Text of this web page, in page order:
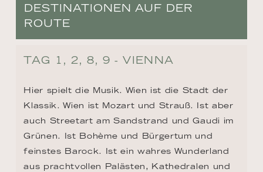
DESTINATIONEN AUF DER
ROUTE
TAG 1, 2, 8, 9 - VIENNA
Hier spielt die Musik. Wien ist die Stadt der
Klassik. Wien ist Mozart und Strauß. Ist aber
auch Streetart am Sandstrand und Gaudi im
Grünen. Ist Bohème und Bürgertum und
feinstes Barock. Ist ein wahres Wunderland
aus prachtvollen Palästen, Kathedralen und